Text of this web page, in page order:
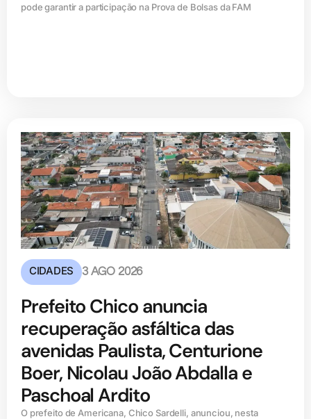
pode garantir a participação na Prova de Bolsas da FAM
CIDADES 3 AGO 2026
Prefeito Chico anuncia
recuperação asfáltica das
avenidas Paulista, Centurione
Boer, Nicolau João Abdalla e
Paschoal Ardito
O prefeito de Americana, Chico Sardelli, anunciou, nesta